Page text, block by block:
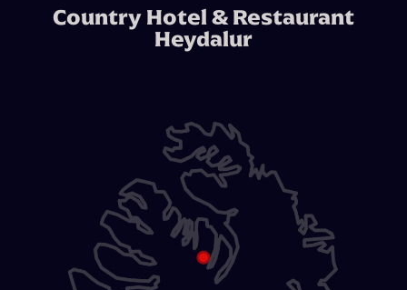
Country Hotel & Restaurant
Heydalur